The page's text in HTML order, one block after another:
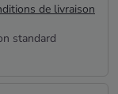
de livraison
standard